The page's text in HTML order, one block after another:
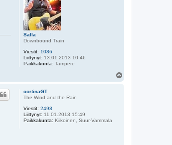
Salla
Downbound Train
Viestit: 1086
Liittynyt: 13.01.2013 10:46
Paikkakunta: Tampere
cortinaGT
The Wind and the Rain
Viestit: 2498
Liittynyt: 11.01.2013 15:49
Paikkakunta: Kiikoinen, Suur-Vammala